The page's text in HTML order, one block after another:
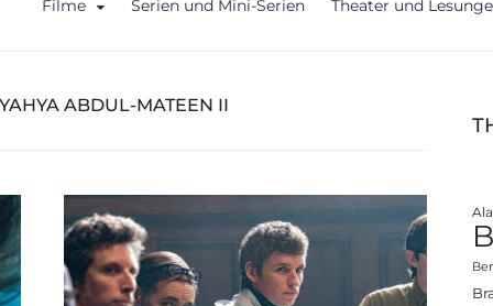
Filme Serien und Mini-Serien Theater und
YAHYA ABDUL-MATEEN II